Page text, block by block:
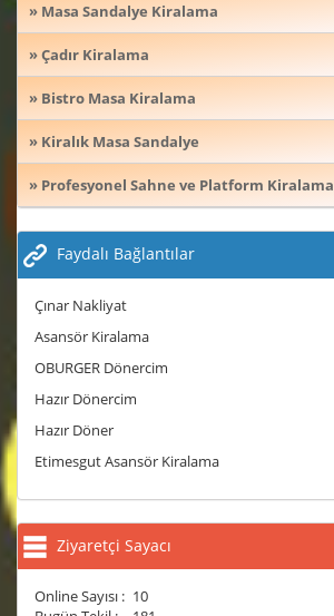
» Masa Sandalye Kiralama
» Çadır Kiralama
» Bistro Masa Kiralama
» Kiralık Masa Sandalye
» Profesyonel Sahne ve Platform Kiralama
Faydalı Bağlantılar
Çınar Nakliyat
Asansör Kiralama
OBURGER Dönercim
Hazır Dönercim
Hazır Döner
Etimesgut Asansör Kiralama
Ziyaretçi Sayacı
Online Sayısı : 10